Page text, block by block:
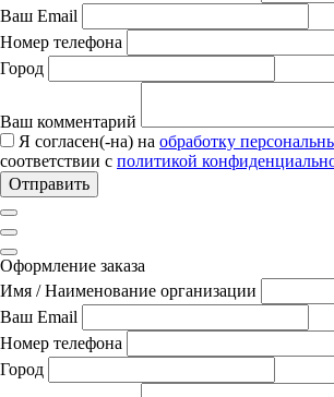
Ваш Email
Номер телефона
Город
Ваш комментарий
Я согласен(-на) на обработку
соответствии с политикой
Отправить
Оформление заказа
Имя / Наименование организации
Ваш Email
Номер телефона
Город